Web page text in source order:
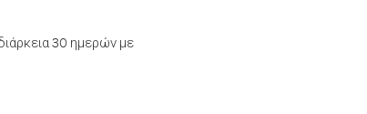
30 ημερών με